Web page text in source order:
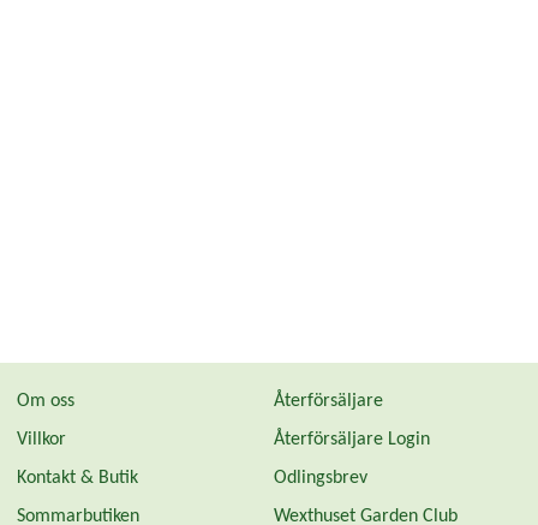
Om oss
Villkor
Kontakt & Butik
Sommarbutiken
Återförsäljare
Återförsäljare Login
Odlingsbrev
Wexthuset Garden Club